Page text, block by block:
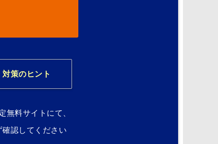
策のヒント
無料サイトにて、
認してください